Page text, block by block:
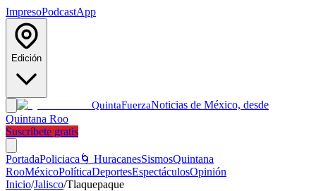
ImpresoPodcastApp
Edición
QuintaFuerzaNoticias de México, desde
Quintana Roo
Suscríbete gratis
PortadaPoliciaca 🌀 HuracanesSismosQuintana
RooMéxicoPolíticaDeportesEspectáculosOpinión
Inicio/Jalisco/Tlaquepaque